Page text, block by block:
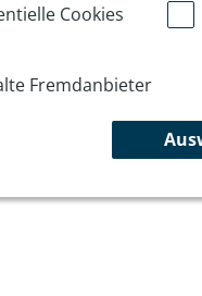
Cookies
Fremdanbieter